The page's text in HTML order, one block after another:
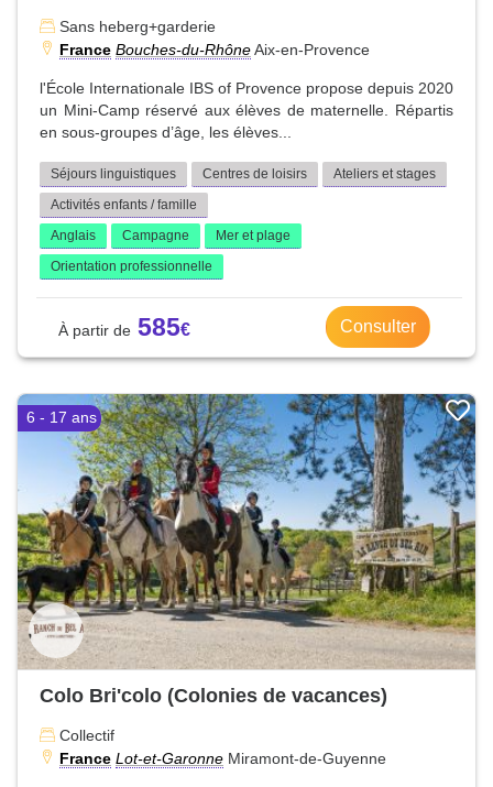
Sans heberg+garderie
France Bouches-du-RhôneAix-en-Provence
l'École Internationale IBS of Provence propose depuis 2020
un Mini-Camp réservé aux élèves de maternelle. Répartis
en sous-groupes d’âge, les élèves...
Séjours linguistiques Centres de loisirs
Ateliers et stages
Activités enfants / famille
Anglais
Campagne
Mer et plage
Orientation professionnelle
585 Consulter
6 - 17 ans
Colo Bri'colo (Colonies de vacances)
Collectif
France Lot-et-Garonne Miramont-de-Guyenne